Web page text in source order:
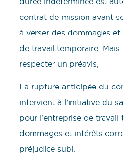
contrat de mission avant
à verser des dommages et
de travail temporaire.
respecter un préavis,
La rupture anticipée du
intervient à l’initiative du
pour l’entreprise de travail
dommages et intérêts
préjudice subi.